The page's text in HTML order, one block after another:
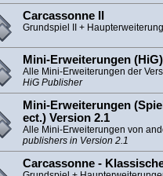
Carcassonne II
Grundspiel II +
Mini-Erweiterungen
Alle Mini-Erweiterungen der
HiG Publisher
Mini-Erweiterungen
ect.) Version 2.1
Alle Mini-Erweiterungen von
publishers in Version 2.1
Carcassonne -